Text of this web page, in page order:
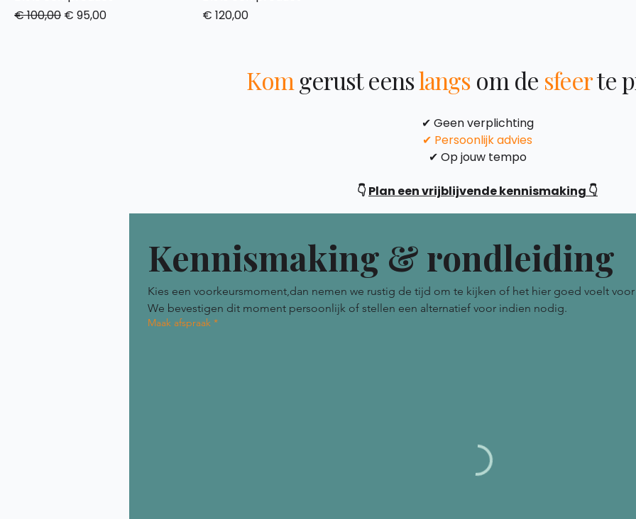
Normale prijs
€ 100,00 Verkoopprijs
€ 95,00
Prijs
€ 120,00
Kom gerust eenslangs om de sfeerte
✔ Geen verplichting
✔ Persoonlijk advies
✔ Op jouw tempo
👇Plan een vrijblijvende kennismaking 👇
Kennismaking & rondleiding
Kies een voorkeursmoment,dan nemen we rustig de tijd om te kijken of het hier goed voelt
We bevestigen dit moment persoonlijk of stellen een alternatief voor indien nodig.
Maak afspraak *